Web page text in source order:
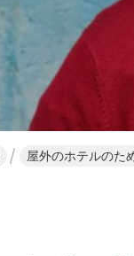
屋外のホテルのた